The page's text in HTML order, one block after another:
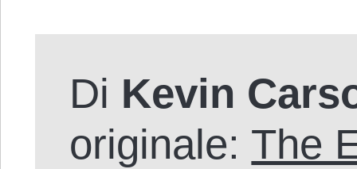
Di Kevin
originale: The